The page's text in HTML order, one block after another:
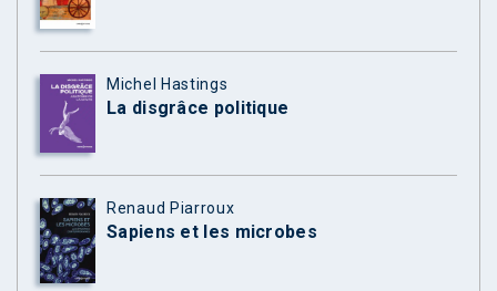
Michel Hastings
La disgrâce politique
Renaud Piarroux
Sapiens et les microbes